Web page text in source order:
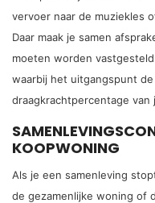
vervoer naar de muziekles
Daar maak je samen
moeten worden
waarbij het uitgangspunt
draagkrachtpercentage van
KOOPWONING
Als je een samenleving
de gezamenlijke woning of